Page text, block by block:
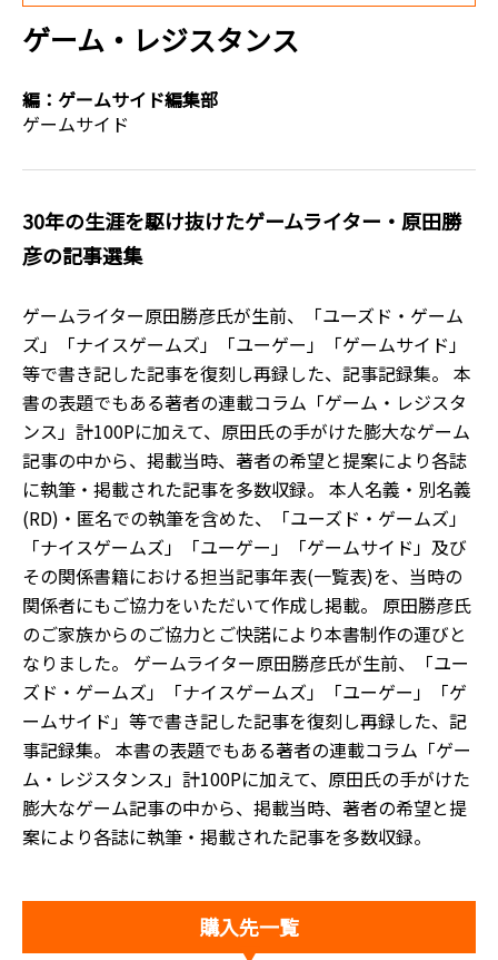
ゲーム・レジスタンス
編： ゲームサイド編集部
ゲームサイド
30年の生涯を駆け抜けたゲームライター・原田勝
彦の記事選集
ゲームライター原田勝彦氏が生前、「ユーズド・ゲーム
ズ」「ナイスゲームズ」「ユーゲー」「ゲームサイド」
等で書き記した記事を復刻し再録した、記事記録集。 本
書の表題でもある著者の連載コラム「ゲーム・レジスタ
ンス」計100Pに加えて、原田氏の手がけた膨大なゲーム
記事の中から、掲載当時、著者の希望と提案により各誌
に執筆・掲載された記事を多数収録。 本人名義・別名義
(RD)・匿名での執筆を含めた、「ユーズド・ゲームズ」
「ナイスゲームズ」「ユーゲー」「ゲームサイド」及び
その関係書籍における担当記事年表(一覧表)を、当時の
関係者にもご協力をいただいて作成し掲載。 原田勝彦氏
のご家族からのご協力とご快諾により本書制作の運びと
なりました。 ゲームライター原田勝彦氏が生前、「ユー
ズド・ゲームズ」「ナイスゲームズ」「ユーゲー」「ゲ
ームサイド」等で書き記した記事を復刻し再録した、記
事記録集。 本書の表題でもある著者の連載コラム「ゲー
ム・レジスタンス」計100Pに加えて、原田氏の手がけた
膨大なゲーム記事の中から、掲載当時、著者の希望と提
案により各誌に執筆・掲載された記事を多数収録。
購入先一覧